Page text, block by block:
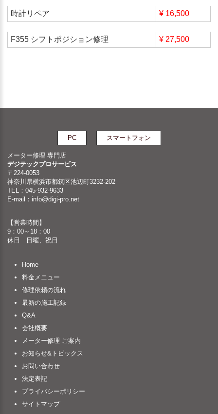
時計リペア ¥ 16,500
F355 シフトポジション修理 ¥ 27,500
PC スマートフォン
メーター修理 専門店
デジテックプロサービス
〒224-0053
神奈川県横浜市都筑区池辺町3232-202
TEL：045-932-9633
E-mail： info@digi-pro.net
【営業時間】
9：00～18：00
休日 日曜、祝日
Home
料金メニュー
修理依頼の流れ
最新の施工記録
Q&A
会社概要
メーター修理 ご案内
お知らせ&トピックス
お問い合わせ
法定表記
プライバシーポリシー
サイトマップ